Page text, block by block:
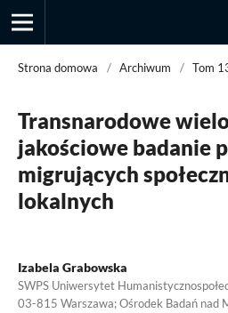
Przegląd
Strona domowa / Archiwum / Tom
Transnarodowe
jakościowe badanie
migrujących
lokalnych
Izabela Grabowska
SWPS Uniwersytet
03-815 Warszawa; Ośrodek Badań nad